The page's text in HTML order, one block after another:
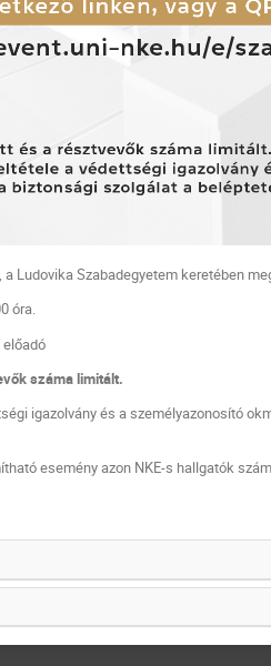
Ludovika Szabadegyetem keretében
óra.
száma limitált.
igazolvány és a személyazonosító
esemény azon NKE-s hallgatók